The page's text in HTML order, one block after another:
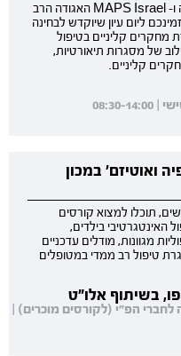
מכון מפרשים לחקר והוראת הפסיכותרפיה ו- MAPS Israel האגודה הרב
ליום עיון שיוקדש לבחינה
קליניים בטיפול
של מסגרות תיאורטיות,
קליניים.
ואוטיזם' במכון
תוכלו למצוא קורסים
האינטגרטיבי בילדים,
מגוונות, מודלים עדכניים
טיפול רב ממדי במטופלים
בשיתוף אלו"ט
רישום עד 14/08 | 20% הנחה לחברי הפ"י (לקורסים מוכרים) |